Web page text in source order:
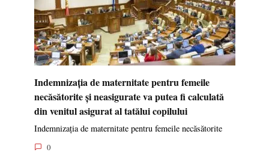
Indemnizația de maternitate pentru femeile
necăsătorite și neasigurate va putea fi calculată
din venitul asigurat al tatălui copilului
Indemnizația de maternitate pentru femeile necăsătorite
0